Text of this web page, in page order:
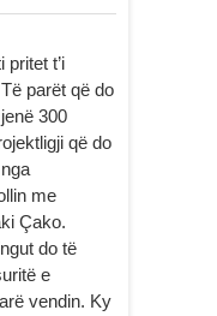
t’i
parët që do
300
që do
me
Çako.
do të
e
vendin. Ky